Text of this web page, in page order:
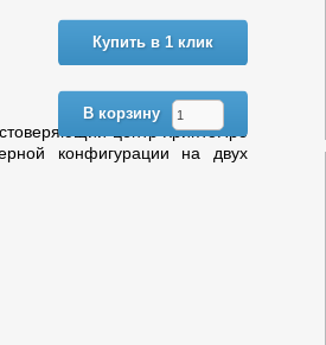
Купить в 1 клик
В корзину
центр КриптоПро
конфигурации на двух